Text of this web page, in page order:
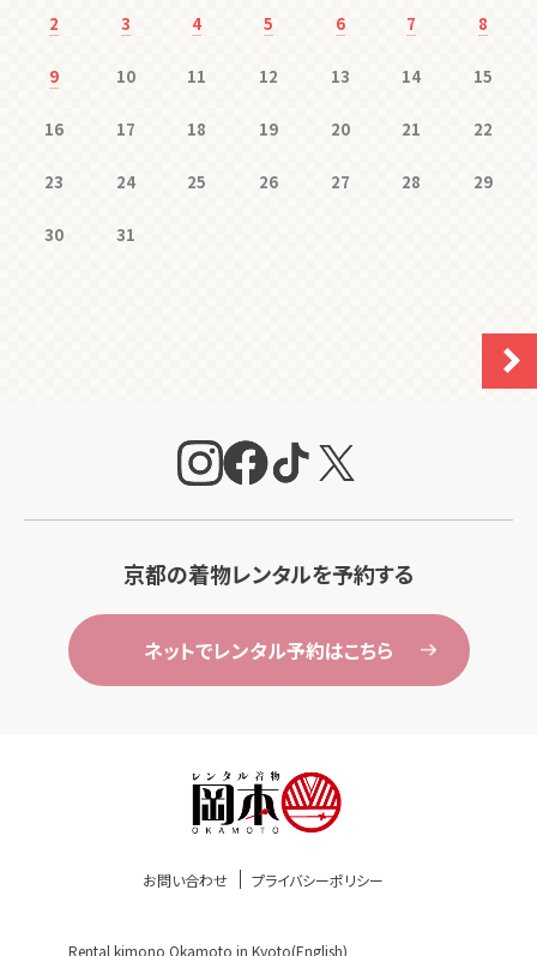
2 3 4 5 6 7 8
9 10 11 12 13 14 15
16 17 18 19 20 21 22
23 24 25 26 27 28 29
30 31
京都の着物レンタルを予約する
ネットでレンタル予約はこちら
お問い合わせ プライバシーポリシー
Rental kimono Okamoto in Kyoto(English)